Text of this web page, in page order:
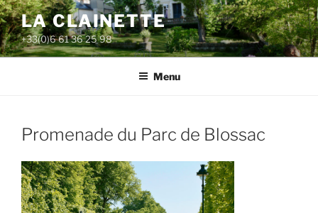
Aller
au
contenu
principal
LA CLAINETTE
+33(0)6 61 36 25 98
Menu
Promenade du Parc de Blossac